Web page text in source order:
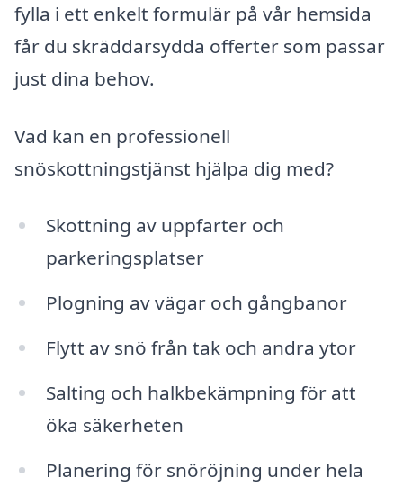
fylla i ett enkelt formulär på vår hemsida
får du skräddarsydda offerter som passar
just dina behov.
Vad kan en professionell
snöskottningstjänst hjälpa dig med?
Skottning av uppfarter och
parkeringsplatser
Plogning av vägar och gångbanor
Flytt av snö från tak och andra ytor
Salting och halkbekämpning för att
öka säkerheten
Planering för snöröjning under hela